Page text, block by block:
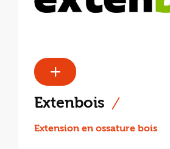
Extenbois
Extension en ossature bois